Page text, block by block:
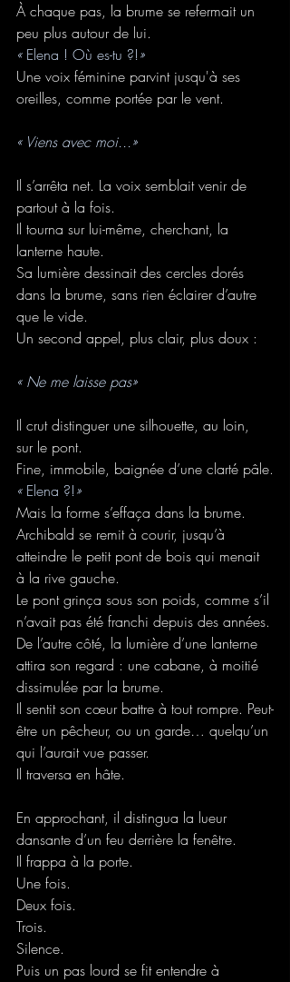
À chaque pas, la brume se refermait un
peu plus autour de lui.
« Elena ! Où es-tu ?!»
Une voix féminine parvint jusqu'à ses
oreilles, comme portée par le vent.
« Viens avec moi...»
Il s’arrêta net. La voix semblait venir de
partout à la fois.
Il tourna sur lui-même, cherchant, la
lanterne haute.
Sa lumière dessinait des cercles dorés
dans la brume, sans rien éclairer d’autre
que le vide.
Un second appel, plus clair, plus doux :
« Ne me laisse pas»
Il crut distinguer une silhouette, au loin,
sur le pont.
Fine, immobile, baignée d’une clarté pâle.
« Elena ?!»
Mais la forme s’effaça dans la brume.
Archibald se remit à courir, jusqu’à
atteindre le petit pont de bois qui menait
à la rive gauche.
Le pont grinça sous son poids, comme s’il
n’avait pas été franchi depuis des années.
De l’autre côté, la lumière d’une lanterne
attira son regard : une cabane, à moitié
dissimulée par la brume.
Il sentit son cœur battre à tout rompre. Peut-
être un pêcheur, ou un garde… quelqu’un
qui l’aurait vue passer.
Il traversa en hâte.
En approchant, il distingua la lueur
dansante d’un feu derrière la fenêtre.
Il frappa à la porte.
Une fois.
Deux fois.
Trois.
Silence.
Puis un pas lourd se fit entendre à